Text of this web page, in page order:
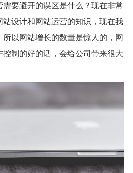
需要避开的误区是什么？现在非常
站设计和网站运营的知识，现在我
以网站增长的数量是惊人的，网
控制的好的话，会给公司带来很大